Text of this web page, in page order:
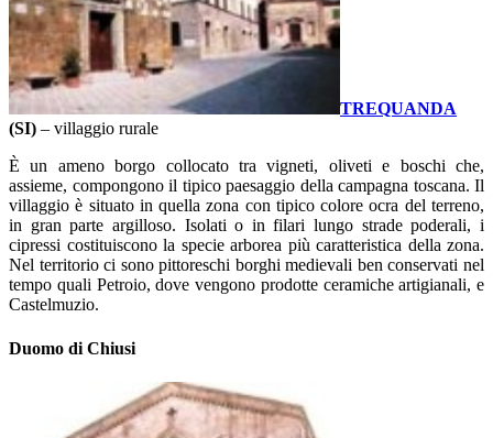
TREQUANDA
(SI) – villaggio rurale
È un ameno borgo collocato tra vigneti, oliveti e boschi che,
assieme, compongono il tipico paesaggio della campagna toscana. Il
villaggio è situato in quella zona con tipico colore ocra del terreno,
in gran parte argilloso. Isolati o in filari lungo strade poderali, i
cipressi costituiscono la specie arborea più caratteristica della zona.
Nel territorio ci sono pittoreschi borghi medievali ben conservati nel
tempo quali Petroio, dove vengono prodotte ceramiche artigianali, e
Castelmuzio.
Duomo di Chiusi